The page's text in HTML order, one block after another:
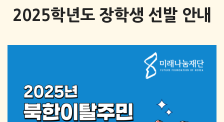
2025학년도 장학생 선발 안내